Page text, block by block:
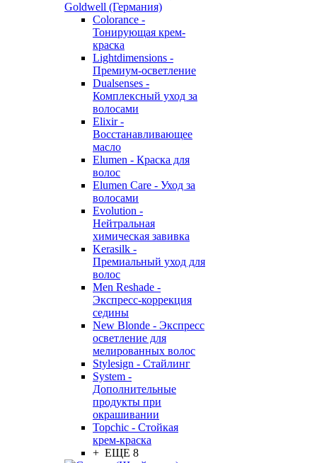
Goldwell (Германия)
Colorance -
Тонирующая крем-
краска
Lightdimensions -
Премиум-осветление
Dualsenses -
Комплексный уход за
волосами
Elixir -
Восстанавливающее
масло
Elumen - Краска для
волос
Elumen Care - Уход за
волосами
Evolution -
Нейтральная
химическая завивка
Kerasilk -
Премиальный уход для
волос
Men Reshade -
Экспресс-коррекция
седины
New Blonde - Экспресс
осветление для
мелированных волос
Stylesign - Стайлинг
System -
Дополнительные
продукты при
окрашивании
Topchic - Стойкая
крем-краска
+ ЕЩЕ 8